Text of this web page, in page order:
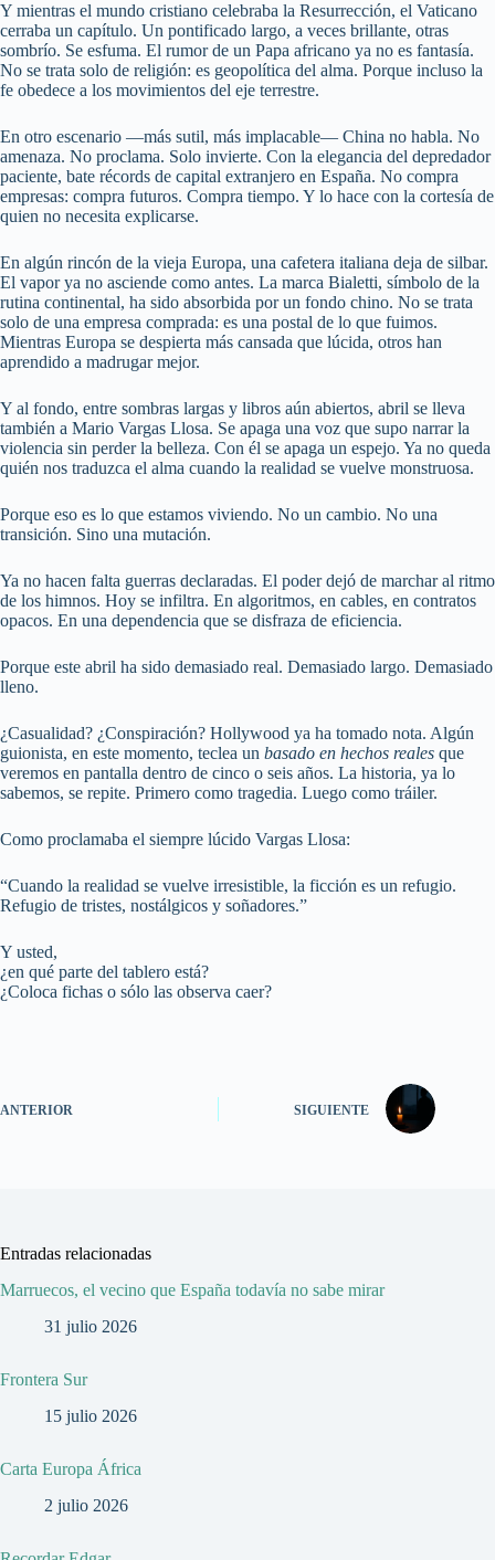
Y mientras el mundo cristiano celebraba la Resurrección, el Vaticano
cerraba un capítulo. Un pontificado largo, a veces brillante, otras
sombrío. Se esfuma. El rumor de un Papa africano ya no es fantasía.
No se trata solo de religión: es geopolítica del alma. Porque incluso la
fe obedece a los movimientos del eje terrestre.
En otro escenario —más sutil, más implacable— China no habla. No
amenaza. No proclama. Solo invierte. Con la elegancia del depredador
paciente, bate récords de capital extranjero en España. No compra
empresas: compra futuros. Compra tiempo. Y lo hace con la cortesía de
quien no necesita explicarse.
En algún rincón de la vieja Europa, una cafetera italiana deja de silbar.
El vapor ya no asciende como antes. La marca Bialetti, símbolo de la
rutina continental, ha sido absorbida por un fondo chino. No se trata
solo de una empresa comprada: es una postal de lo que fuimos.
Mientras Europa se despierta más cansada que lúcida, otros han
aprendido a madrugar mejor.
Y al fondo, entre sombras largas y libros aún abiertos, abril se lleva
también a Mario Vargas Llosa. Se apaga una voz que supo narrar la
violencia sin perder la belleza. Con él se apaga un espejo. Ya no queda
quién nos traduzca el alma cuando la realidad se vuelve monstruosa.
Porque eso es lo que estamos viviendo. No un cambio. No una
transición. Sino una mutación.
Ya no hacen falta guerras declaradas. El poder dejó de marchar al ritmo
de los himnos. Hoy se infiltra. En algoritmos, en cables, en contratos
opacos. En una dependencia que se disfraza de eficiencia.
Porque este abril ha sido demasiado real. Demasiado largo. Demasiado
lleno.
¿Casualidad? ¿Conspiración? Hollywood ya ha tomado nota. Algún
guionista, en este momento, teclea un basado en hechos reales que
veremos en pantalla dentro de cinco o seis años. La historia, ya lo
sabemos, se repite. Primero como tragedia. Luego como tráiler.
Como proclamaba el siempre lúcido Vargas Llosa:
“Cuando la realidad se vuelve irresistible, la ficción es un refugio.
Refugio de tristes, nostálgicos y soñadores.”
Y usted,
¿en qué parte del tablero está?
¿Coloca fichas o sólo las observa caer?
ANTERIOR SIGUIENTE
Entradas relacionadas
Marruecos, el vecino que España todavía no sabe mirar
31 julio 2026
Frontera Sur
15 julio 2026
Carta Europa África
2 julio 2026